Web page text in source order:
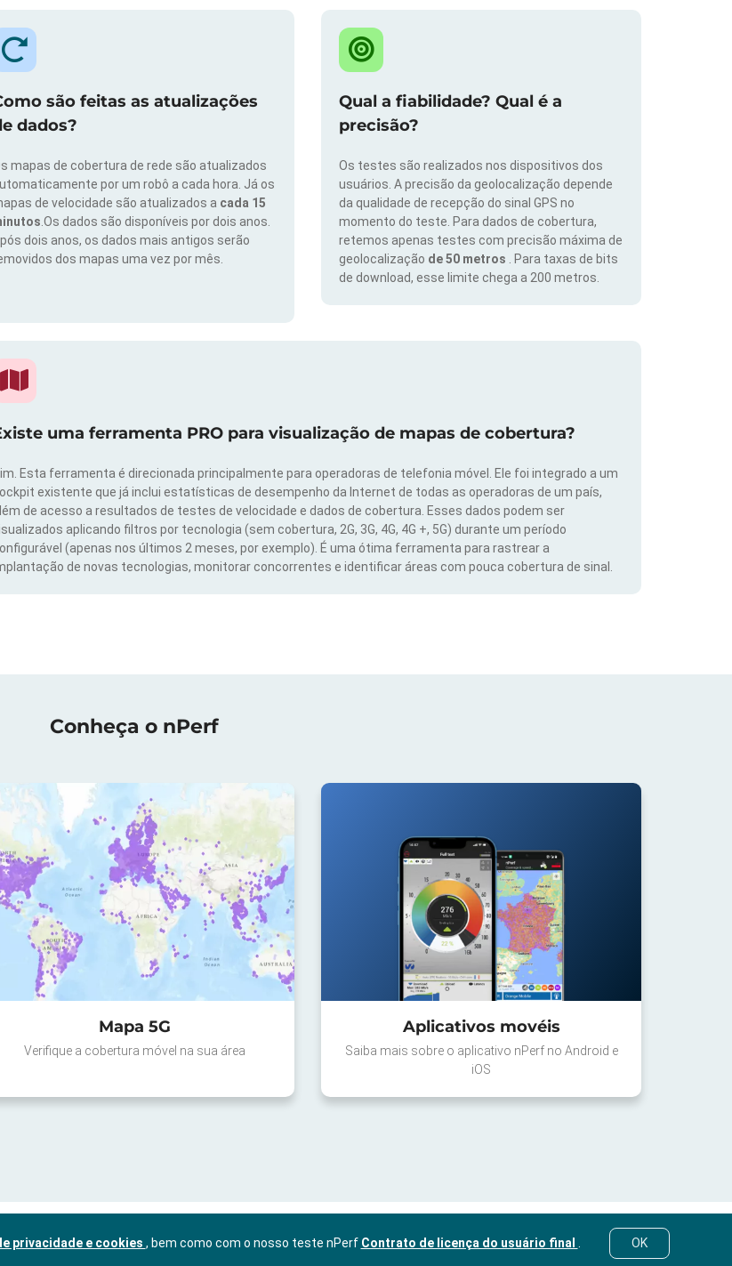
são feitas as atualizações
dados?
mapas de cobertura de rede são atualizados
por um robô a cada hora. Já os
de velocidade são atualizados a cada 15
.Os dados são disponíveis por dois anos.
dois anos, os dados mais antigos serão
dos mapas uma vez por mês.
Qual a fiabilidade? Qual é a
precisão?
Os testes são realizados nos dispositivos dos
usuários. A precisão da geolocalização depende
da qualidade de recepção do sinal GPS no
momento do teste. Para dados de cobertura,
retemos apenas testes com precisão máxima de
geolocalização de 50 metros
. Para taxas de bits
de download, esse limite chega a 200 metros.
uma ferramenta PRO para visualização de mapas de cobertura?
Esta ferramenta é direcionada principalmente para operadoras de telefonia móvel. Ele foi integrado a um
existente que já inclui estatísticas de desempenho da Internet de todas as operadoras de um país,
de acesso a resultados de testes de velocidade e dados de cobertura. Esses dados podem ser
aplicando filtros por tecnologia (sem cobertura, 2G, 3G, 4G, 4G +, 5G) durante um período
(apenas nos últimos 2 meses, por exemplo). É uma ótima ferramenta para rastrear a
de novas tecnologias, monitorar concorrentes e identificar áreas com pouca cobertura de sinal.
Conheça o nPerf
Mapa 5G
Verifique a cobertura móvel na sua área
Aplicativos movéis
Saiba mais sobre o aplicativo nPerf no Android e
iOS
privacidade e cookies , bem como com o nosso teste nPerf Contrato de licença do usuário final OK